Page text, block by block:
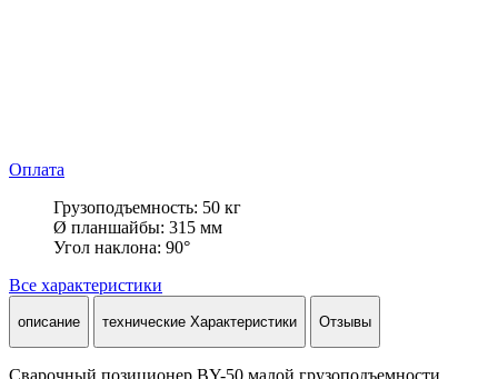
Оплата
Грузоподъемность: 50 кг
Ø планшайбы: 315 мм
Угол наклона: 90°
Все характеристики
описание технические Характеристики Отзывы